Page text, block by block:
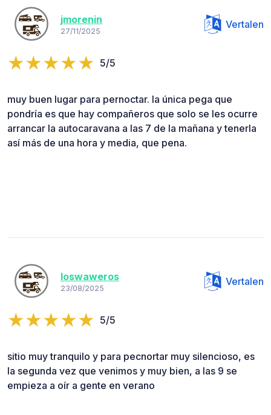
jmorenin
27/11/2025
Vertalen
5/5
muy buen lugar para pernoctar. la única pega que
pondría es que hay compañeros que solo se les ocurre
arrancar la autocaravana a las 7 de la mañana y tenerla
así más de una hora y media, que pena.
loswaweros
23/08/2025
Vertalen
5/5
sitio muy tranquilo y para pecnortar muy silencioso, es
la segunda vez que venimos y muy bien, a las 9 se
empieza a oír a gente en verano